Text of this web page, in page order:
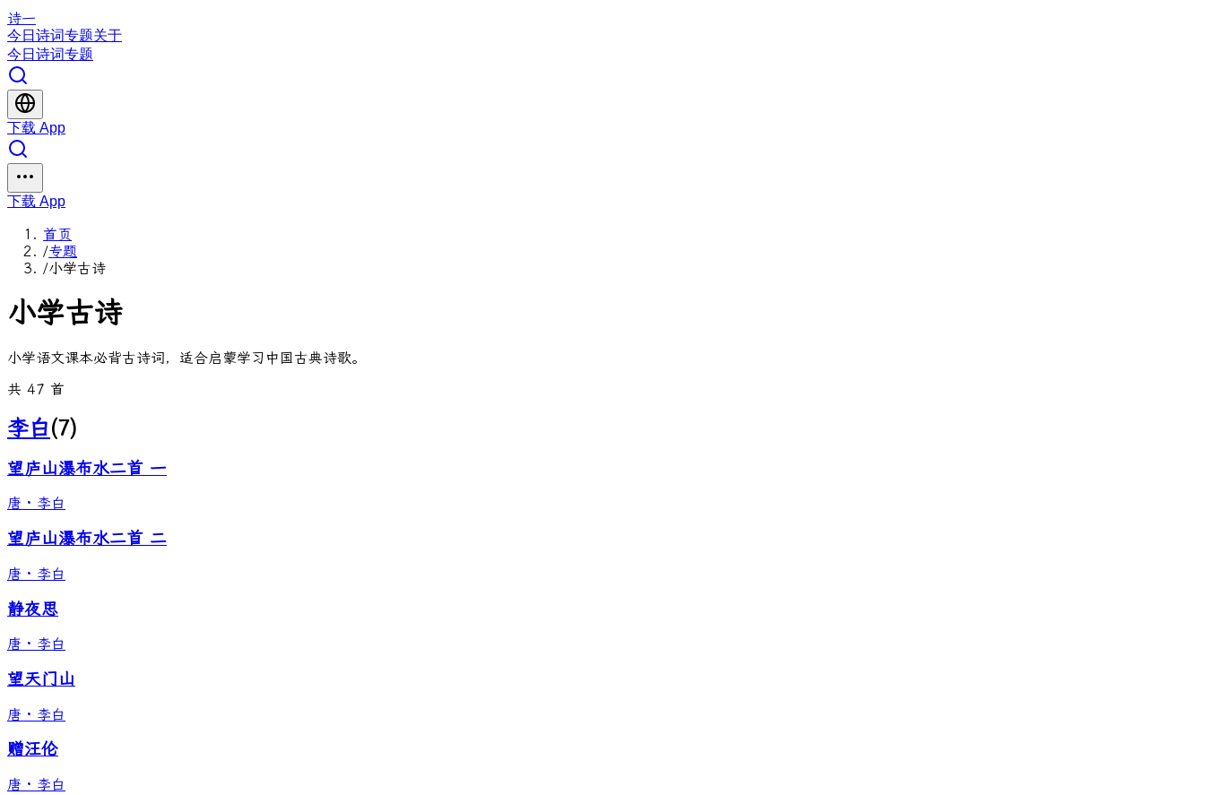
诗一
今日 诗词专题关于
今日 诗词专题
下载 App
下载 App
首页
/专题
/小学古诗
小学古诗
小学语文课本必背古诗词，适合启蒙学习中国古典诗歌。
共 47 首
李白(7)
望庐山瀑布水二首 一
唐 · 李白
望庐山瀑布水二首 二
唐 · 李白
静夜思
唐 · 李白
望天门山
唐 · 李白
赠汪伦
唐 · 李白